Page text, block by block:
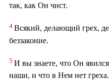
так, как Он чист.
4 Всякий, делающий грех,
беззаконие.
5 И вы знаете, что Он
наши, и что в Нем нет греха.